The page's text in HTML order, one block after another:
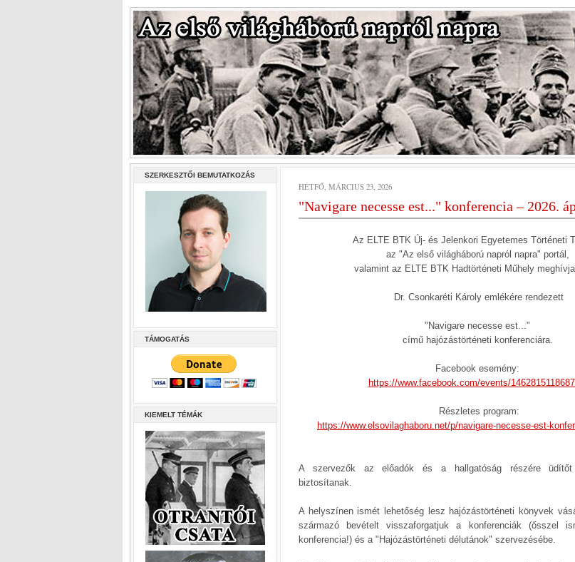
SZERKESZTŐI BEMUTATKOZÁS
TÁMOGATÁS
KIEMELT TÉMÁK
HÉTFŐ, MÁRCIUS 23, 2026
"Navigare necesse est..." konferencia – 2026.
Az ELTE BTK Új- és Jelenkori Egyetemes Történeti
az "Az első világháború napról napra" portál,
valamint az ELTE BTK Hadtörténeti Műhely
Dr. Csonkaréti Károly emlékére rendezett
"Navigare necesse est..."
című hajózástörténeti konferenciára.
Facebook esemény:
https://www.facebook.com/events/
Részletes program:
https://www.elsovilaghaboru.net/p/navigare-necesse-est-
A szervezők az előadók és a hallgatóság részére üdítőt
biztosítanak.
A helyszínen ismét lehetőség lesz hajózástörténeti könyvek
származó bevételt visszaforgatjuk a konferenciák (ősszel
konferencia!) és a "Hajózástörténeti délutánok" szervezésébe.